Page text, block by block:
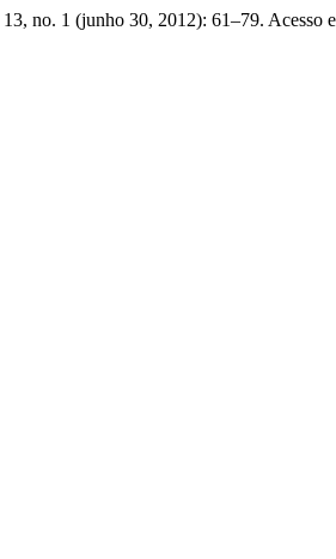
13, no. 1 (junho 30, 2012): 61–79. Acesso